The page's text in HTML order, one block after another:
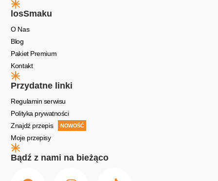
losSmaku
O Nas
Blog
Pakiet Premium
Kontakt
Przydatne linki
Regulamin serwisu
Polityka prywatności
Znajdź przepis
NOWOŚĆ
Moje przepisy
Bądź z nami na bieżąco